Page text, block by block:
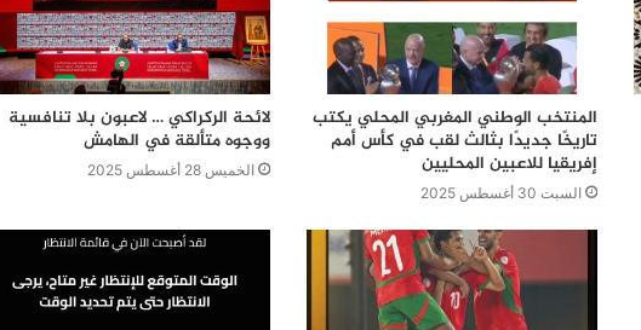
المنتخب الوطني المغربي المحلي يكتب
تاريخًا جديدًا بثالث لقب في كأس أمم
إفريقيا للاعبين المحليين
السبت 30 أغسطس 2025
لائحة الركراكي … لاعبون بلا تنافسية
ووجوه متألقة في الهامش
الخميس 28 أغسطس 2025